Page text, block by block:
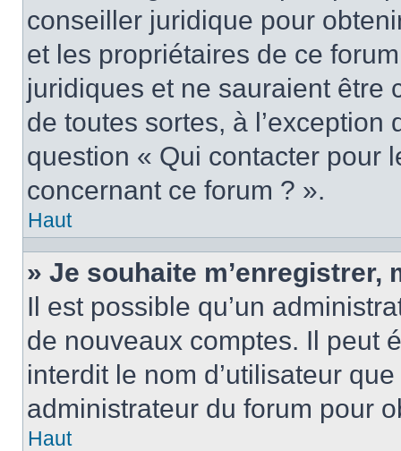
conseiller juridique pour
et les propriétaires de ce
juridiques et ne sauraient être
de toutes sortes, à
question « Qui contacter pour
concernant ce forum ? ».
Haut
» Je souhaite m’enregistrer,
Il est possible qu’un
de nouveaux comptes. Il peut
interdit le nom d’utilisateur
administrateur du forum pour
Haut